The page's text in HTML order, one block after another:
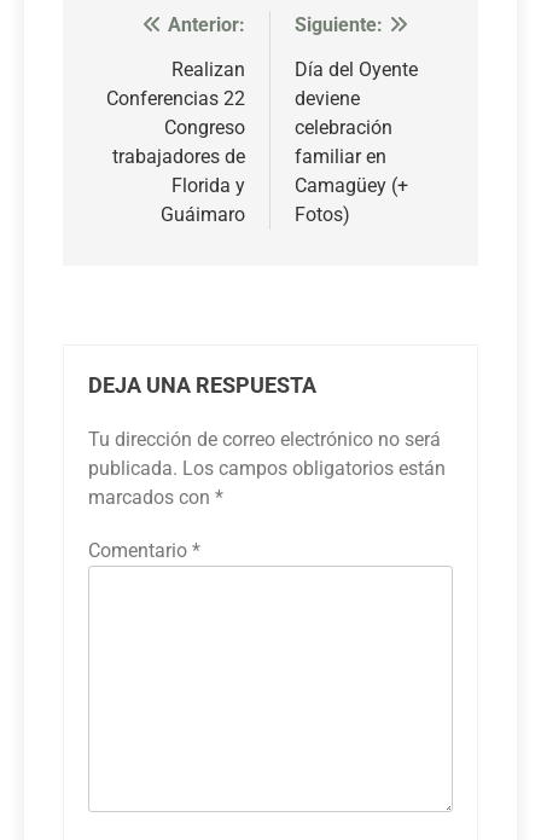
Navegación
entradas
Anterior:
Realizan
Conferencias 22
Congreso
trabajadores de
Florida y
Guáimaro
Siguiente:
Día del Oyente
deviene
celebración
familiar en
Camagüey (+
Fotos)
DEJA UNA RESPUESTA
Tu dirección de correo electrónico no será
publicada. Los campos obligatorios están
marcados con *
Comentario *